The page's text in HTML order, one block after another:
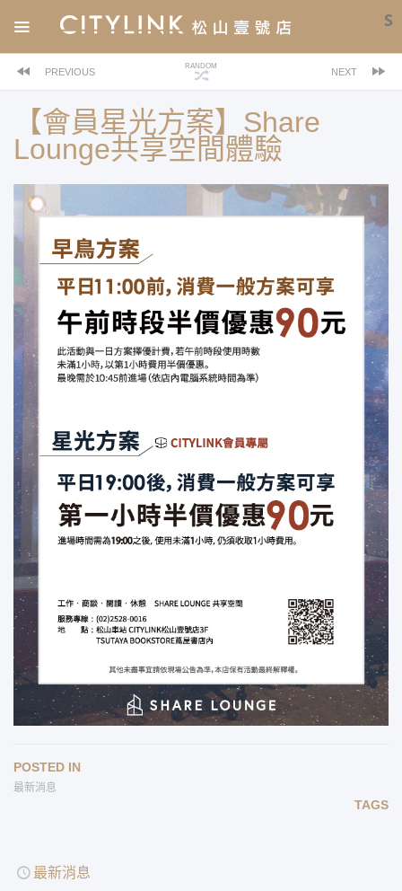
S
PREVIOUS
RANDOM
NEXT
【會員星光方案】Share
Lounge共享空間體驗
POSTED IN
最新消息
TAGS
最新消息